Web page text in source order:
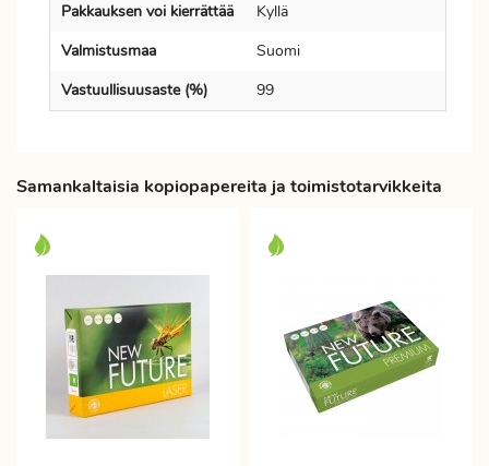
Pakkauksen voi kierrättää
Kyllä
Valmistusmaa
Suomi
Vastuullisuusaste (%)
99
Samankaltaisia kopiopapereita ja toimistotarvikkeita